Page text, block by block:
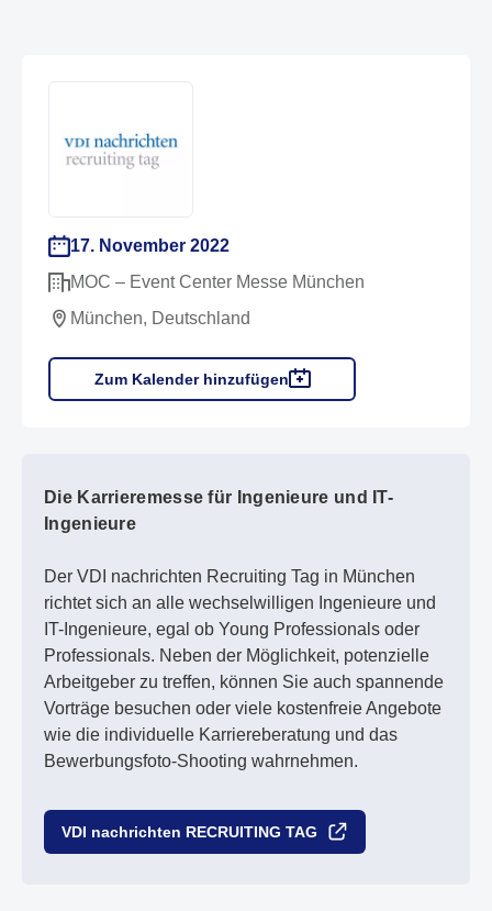
17. November 2022
MOC – Event Center Messe München
München, Deutschland
Zum Kalender hinzufügen
Die Karrieremesse für Ingenieure und IT-
Ingenieure
Der VDI nachrichten Recruiting Tag in München
richtet sich an alle wechselwilligen Ingenieure und
IT-Ingenieure, egal ob Young Professionals oder
Professionals. Neben der Möglichkeit, potenzielle
Arbeitgeber zu treffen, können Sie auch spannende
Vorträge besuchen oder viele kostenfreie Angebote
wie die individuelle Karriereberatung und das
Bewerbungsfoto-Shooting wahrnehmen.
VDI nachrichten RECRUITING TAG